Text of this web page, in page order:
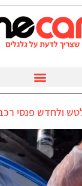
ולחדש פנסי רכב?